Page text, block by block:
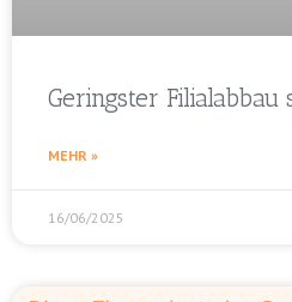
Geringster Filialabbau
MEHR »
16/06/2025